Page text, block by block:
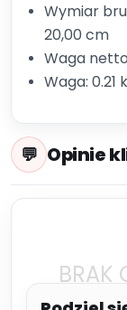
Wymiar
20,00 cm
Waga
Waga: 0.21
Opinie
BRAK